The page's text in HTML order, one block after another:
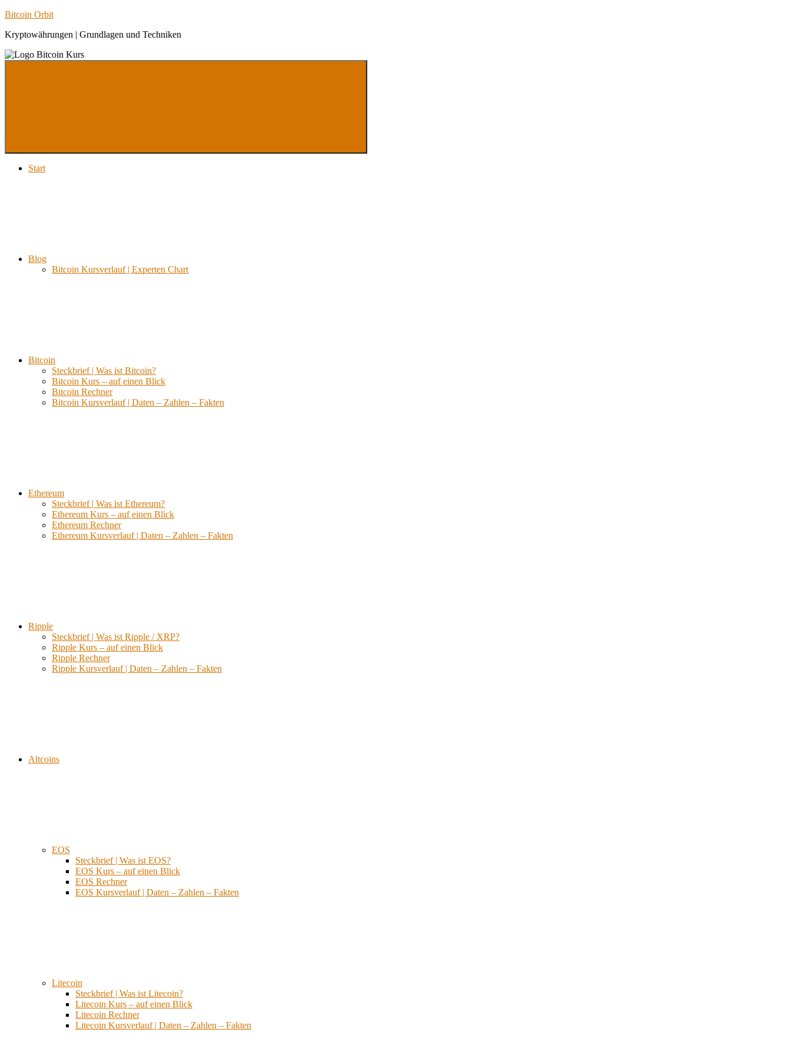
Zum
springen
Bitcoin Orbit
Kryptowährungen | Grundlagen und Techniken
Menu
Start
Blog
Bitcoin Kursverlauf | Experten Chart
Bitcoin
Steckbrief | Was ist Bitcoin?
Bitcoin Kurs – auf einen Blick
Bitcoin Rechner
Bitcoin Kursverlauf | Daten – Zahlen – Fakten
Ethereum
Steckbrief | Was ist Ethereum?
Ethereum Kurs – auf einen Blick
Ethereum Rechner
Ethereum Kursverlauf | Daten – Zahlen – Fakten
Ripple
Steckbrief | Was ist Ripple / XRP?
Ripple Kurs – auf einen Blick
Ripple Rechner
Ripple Kursverlauf | Daten – Zahlen – Fakten
Altcoins
EOS
Steckbrief | Was ist EOS?
EOS Kurs – auf einen Blick
EOS Rechner
EOS Kursverlauf | Daten – Zahlen – Fakten
Litecoin
Steckbrief | Was ist Litecoin?
Litecoin Kurs – auf einen Blick
Litecoin Rechner
Litecoin Kursverlauf | Daten – Zahlen – Fakten